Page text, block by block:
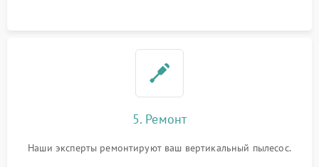
5. Ремонт
Наши эксперты ремонтируют ваш вертикальный пылесос.